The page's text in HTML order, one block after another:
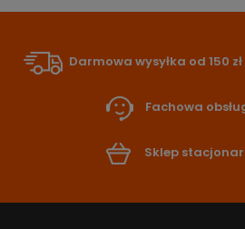
Darmowa wysyłka od 150 zł
Fachowa
Sklep